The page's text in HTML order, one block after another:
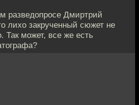
разведопросе Дмиртрий
лихо закрученный сюжет не
Так может, все же есть